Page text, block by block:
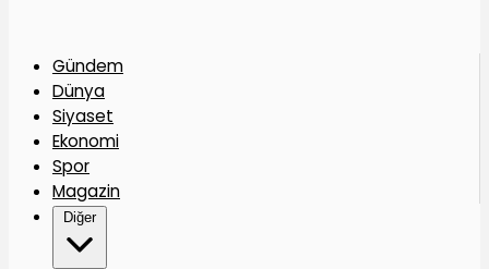
Gündem
Dünya
Siyaset
Ekonomi
Spor
Magazin
Diğer